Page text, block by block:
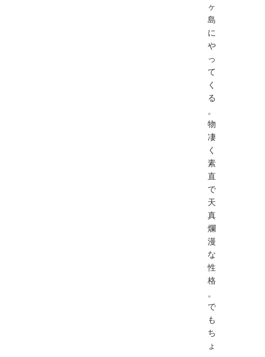
ヶ
島
に
や
っ
て
く
る
。
物
凄
く
素
直
で
天
真
爛
漫
な
性
格
。
で
も
ち
ょ